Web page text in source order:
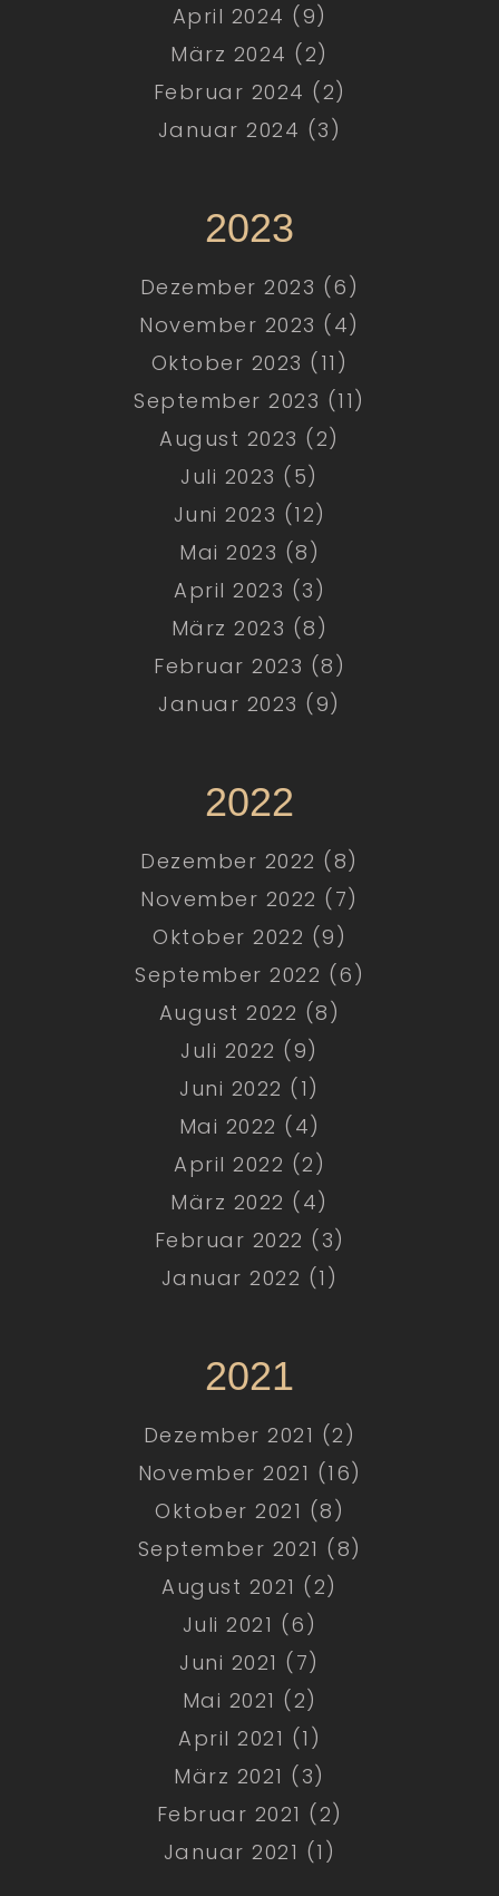
April 2024 (9)
März 2024 (2)
Februar 2024 (2)
Januar 2024 (3)
2023
Dezember 2023 (6)
November 2023 (4)
Oktober 2023 (11)
September 2023 (11)
August 2023 (2)
Juli 2023 (5)
Juni 2023 (12)
Mai 2023 (8)
April 2023 (3)
März 2023 (8)
Februar 2023 (8)
Januar 2023 (9)
2022
Dezember 2022 (8)
November 2022 (7)
Oktober 2022 (9)
September 2022 (6)
August 2022 (8)
Juli 2022 (9)
Juni 2022 (1)
Mai 2022 (4)
April 2022 (2)
März 2022 (4)
Februar 2022 (3)
Januar 2022 (1)
2021
Dezember 2021 (2)
November 2021 (16)
Oktober 2021 (8)
September 2021 (8)
August 2021 (2)
Juli 2021 (6)
Juni 2021 (7)
Mai 2021 (2)
April 2021 (1)
März 2021 (3)
Februar 2021 (2)
Januar 2021 (1)